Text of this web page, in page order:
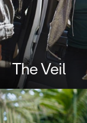
The Veil